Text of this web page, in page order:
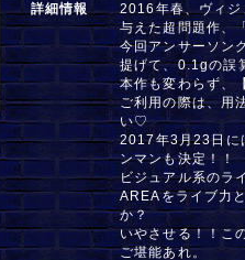
詳細情報
2016年春、ヴィジ
与えた超問題作、
今回アンサーソン
提げて、0.1gの誤
本作も変わらず、
ご利用の際は、用
い♡
2017年3月23日に
ンマンも決定！！
ビジュアル系のラ
AREAをライブ力
か？
いやさせる！！こ
ご堪能あれ。